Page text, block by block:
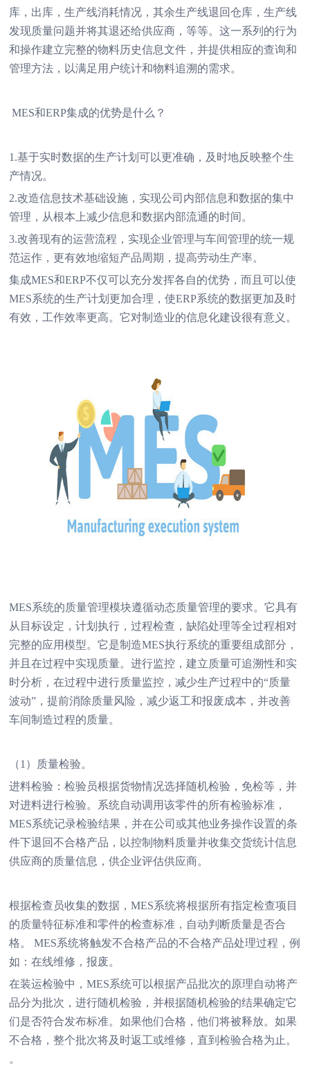
库，出库，生产线消耗情况，其余生产线退回仓库，生产线
发现质量问题并将其退还给供应商，等等。这一系列的行为
和操作建立完整的物料历史信息文件，并提供相应的查询和
管理方法，以满足用户统计和物料追溯的需求。
MES和ERP集成的优势是什么？
1.基于实时数据的生产计划可以更准确，及时地反映整个生
产情况。
2.改造信息技术基础设施，实现公司内部信息和数据的集中
管理，从根本上减少信息和数据内部流通的时间。
3.改善现有的运营流程，实现企业管理与车间管理的统一规
范运作，更有效地缩短产品周期，提高劳动生产率。
集成MES和ERP不仅可以充分发挥各自的优势，而且可以使
MES系统的生产计划更加合理，使ERP系统的数据更加及时
有效，工作效率更高。它对制造业的信息化建设很有意义。
MES系统的质量管理模块遵循动态质量管理的要求。它具有
从目标设定，计划执行，过程检查，缺陷处理等全过程相对
完整的应用模型。它是制造MES执行系统的重要组成部分，
并且在过程中实现质量。进行监控，建立质量可追溯性和实
时分析，在过程中进行质量监控，减少生产过程中的“质量
波动”，提前消除质量风险，减少返工和报废成本，并改善
车间制造过程的质量。
（1）质量检验。
进料检验：检验员根据货物情况选择随机检验，免检等，并
对进料进行检验。系统自动调用该零件的所有检验标准，
MES系统记录检验结果，并在公司或其他业务操作设置的条
件下退回不合格产品，以控制物料质量并收集交货统计信息
供应商的质量信息，供企业评估供应商。
根据检查员收集的数据，MES系统将根据所有指定检查项目
的质量特征标准和零件的检查标准，自动判断质量是否合
格。 MES系统将触发不合格产品的不合格产品处理过程，例
如：在线维修，报废。
在装运检验中，MES系统可以根据产品批次的原理自动将产
品分为批次，进行随机检验，并根据随机检验的结果确定它
们是否符合发布标准。如果他们合格，他们将被释放。如果
不合格，整个批次将及时返工或维修，直到检验合格为止。
。